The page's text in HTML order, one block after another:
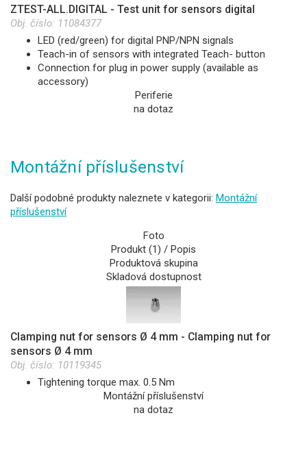
ZTEST-ALL.DIGITAL - Test unit for sensors digital
Obj. číslo: 11084377
LED (red/green) for digital PNP/NPN signals
Teach-in of sensors with integrated Teach- button
Connection for plug in power supply (available as
accessory)
Periferie
na dotaz
Montážní příslušenství
Další podobné produkty naleznete v kategorii: Montážní
příslušenství
Foto
Produkt (1) / Popis
Produktová skupina
Skladová dostupnost
Clamping nut for sensors Ø 4 mm - Clamping nut for
sensors Ø 4 mm
Obj. číslo: 10119345
Tightening torque max. 0.5 Nm
Montážní příslušenství
na dotaz